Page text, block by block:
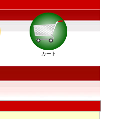
カート